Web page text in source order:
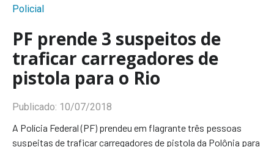
Policial
PF prende 3 suspeitos de
traficar carregadores de
pistola para o Rio
Publicado: 10/07/2018
A Polícia Federal (PF) prendeu em flagrante três pessoas
suspeitas de traficar carregadores de pistola da Polônia para